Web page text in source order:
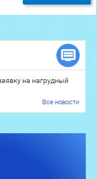
на нагрудный
Все новости